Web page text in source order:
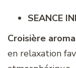
SEANCE
Croisière
en relaxation